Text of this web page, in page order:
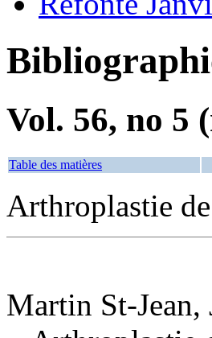
Vol. 56, no 5
Table des matières
Arthroplastie
Martin St-Jean,